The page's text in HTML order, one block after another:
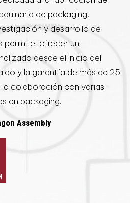
de packaging.
y desarrollo de
permite ofrecer un
desde el inicio del
y la garantía de más de 25
colaboración con varias
en packaging.
Assembly